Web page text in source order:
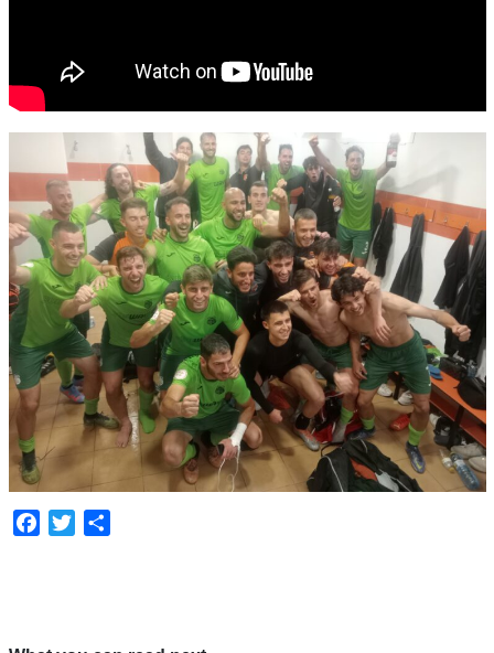
Facebook
Twitter